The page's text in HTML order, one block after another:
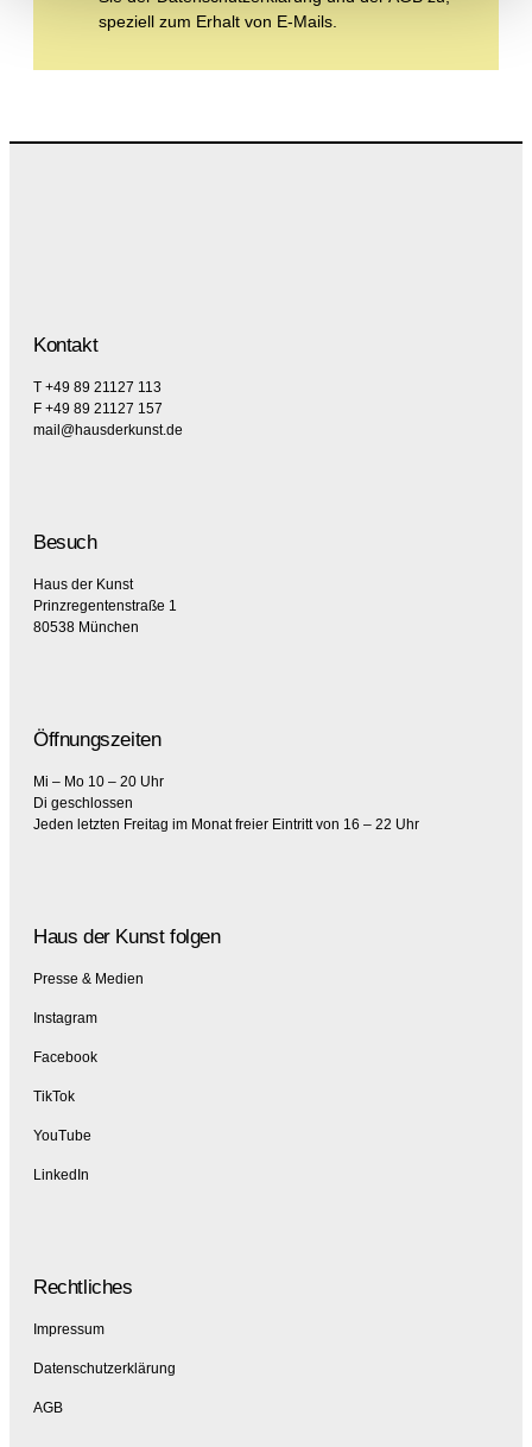
speziell zum Erhalt von E-Mails.
Kontakt
T +49 89 21127 113
F +49 89 21127 157
mail@hausderkunst.de
Besuch
Haus der Kunst
Prinzregentenstraße 1
80538 München
Öffnungszeiten
Mi – Mo 10 – 20 Uhr
Di geschlossen
Jeden letzten Freitag im Monat freier Eintritt von 16 – 22 Uhr
Haus der Kunst folgen
Presse & Medien
Instagram
Facebook
TikTok
YouTube
LinkedIn
Rechtliches
Impressum
Datenschutzerklärung
AGB